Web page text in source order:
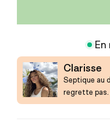
Clarisse
Septique au
regrette pas.